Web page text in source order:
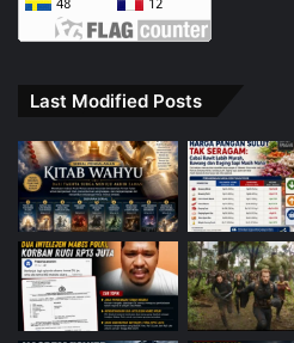
Last Modified Posts